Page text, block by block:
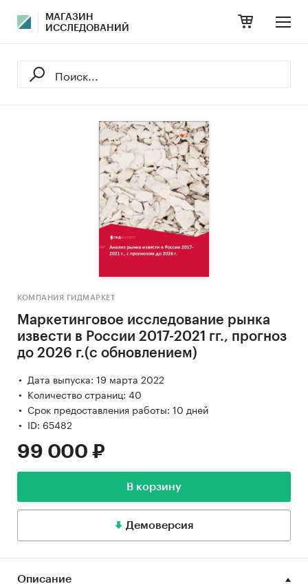
МАГАЗИН
ИССЛЕДОВАНИЙ
КОМПАНИЯ ГИДМАРКЕТ
Маркетинговое исследование рынка
извести в России 2017-2021 гг., прогноз
до 2026 г.(с обновлением)
Дата выпуска: 19 марта 2022
Количество страниц: 40
Срок предоставления работы: 10 дней
ID: 65482
99 000 ₽
В корзину
Демоверсия
Описание